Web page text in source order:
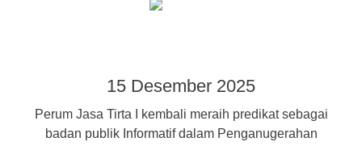
15 Desember 2025
Perum Jasa Tirta I kembali meraih predikat sebagai
badan publik Informatif dalam Penganugerahan